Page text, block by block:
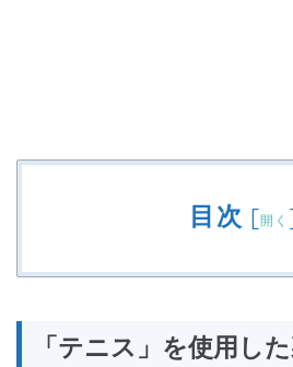
目次 [開く
「テニス」を使用し